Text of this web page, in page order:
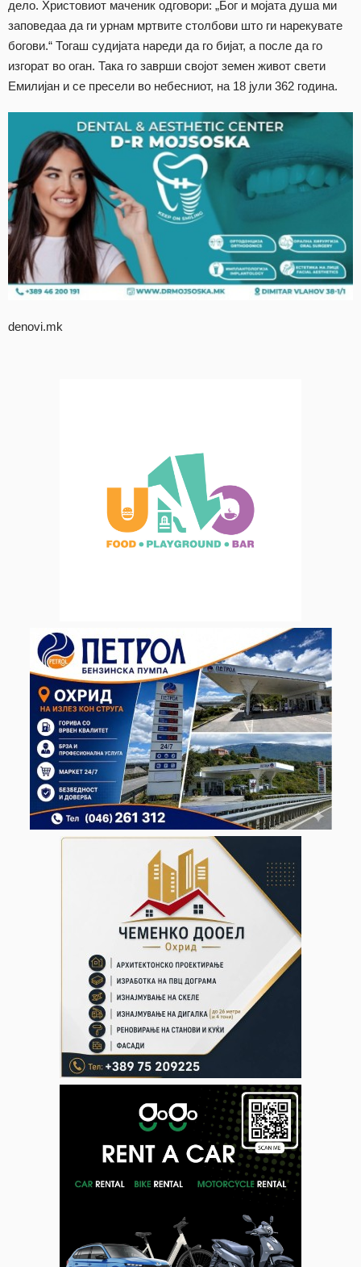
дело. Христовиот маченик одговори: „Бог и мојата душа ми
заповедаа да ги урнам мртвите столбови што ги нарекувате
богови.“ Тогаш судијата нареди да го бијат, а после да го
изгорат во оган. Така го заврши својот земен живот свети
Емилијан и се пресели во небесниот, на 18 јули 362 година.
denovi.mk